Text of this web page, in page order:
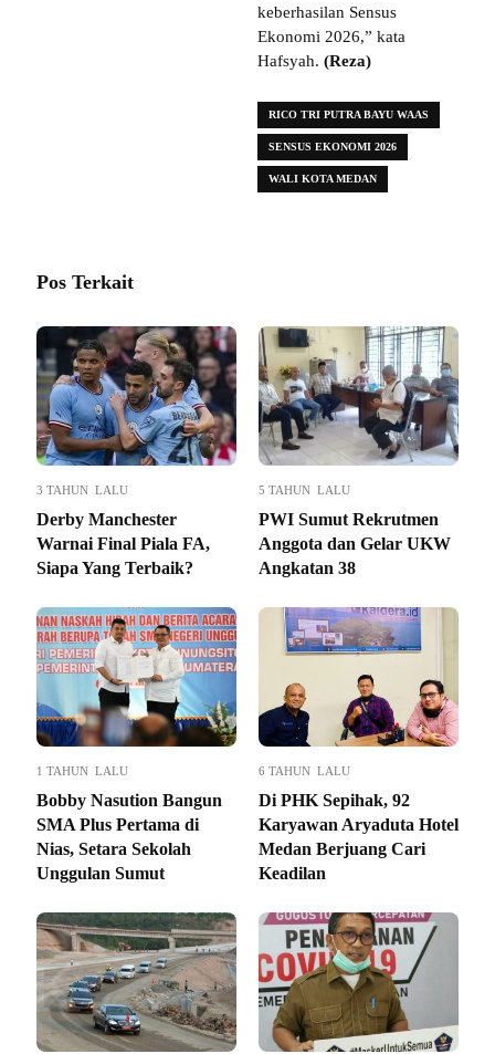
keberhasilan Sensus
Ekonomi 2026,” kata
Hafsyah. (Reza)
RICO TRI PUTRA BAYU WAAS
SENSUS EKONOMI 2026
WALI KOTA MEDAN
Pos Terkait
3 TAHUN LALU
Derby Manchester
Warnai Final Piala FA,
Siapa Yang Terbaik?
5 TAHUN LALU
PWI Sumut Rekrutmen
Anggota dan Gelar UKW
Angkatan 38
1 TAHUN LALU
Bobby Nasution Bangun
SMA Plus Pertama di
Nias, Setara Sekolah
Unggulan Sumut
6 TAHUN LALU
Di PHK Sepihak, 92
Karyawan Aryaduta Hotel
Medan Berjuang Cari
Keadilan